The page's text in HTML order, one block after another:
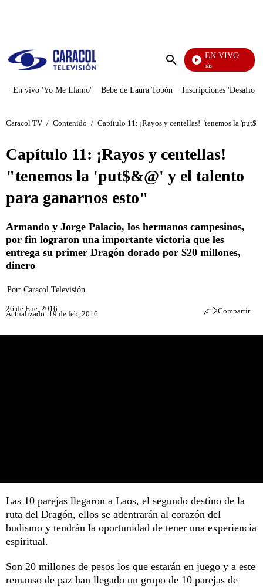
Enviar
EN VIVO
También Caerás
En vivo 'Yo Me Llamo' Bebé de Laura Tobón Inscripciones 'Desafío'
Caracol TV / Contenido / Capítulo 11: ¡Rayos y centellas! "tenemos la
Capítulo 11: ¡Rayos y centellas!
"tenemos la 'put$&@' y el talento
para ganarnos esto"
Armando y Jorge Palacio, los hermanos campesinos,
por fin lograron una importante victoria que les
entrega su primer Dragón dorado por $20 millones,
dinero
Por: Caracol Televisión
26 de Ene, 2016
Actualizado: 19 de feb, 2016 Compartir
Las 10 parejas llegaron a Laos, el segundo destino de la
ruta del Dragón, ellos se adentrarán al corazón del
budismo y tendrán la oportunidad de tener una experiencia
espiritual.
Son 20 millones de pesos los que estarán en juego y a este
remanso de paz han llegado un grupo de 10 parejas de